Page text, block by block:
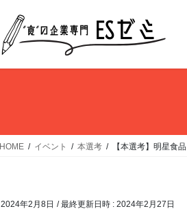
HOME イベント 本選考 【本選考】明星食品
2024年2月8日 / 最終更新日時 : 2024年2月27日